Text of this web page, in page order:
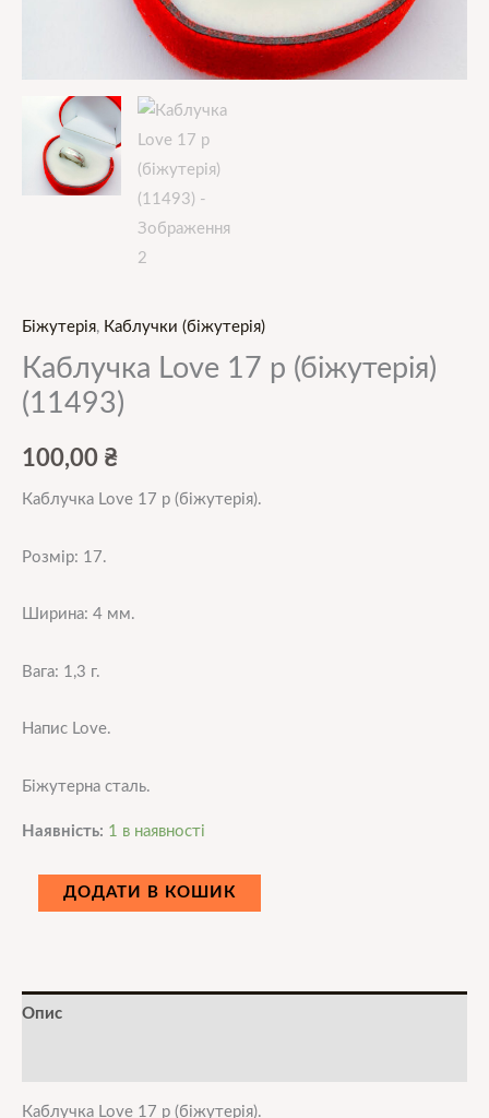
Біжутерія, Каблучки (біжутерія)
Каблучка Love 17 р (біжутерія)
(11493)
100,00 ₴
Каблучка Love 17 р (біжутерія).
Розмір: 17.
Ширина: 4 мм.
Вага: 1,3 г.
Напис Love.
Біжутерна сталь.
Наявність: 1 в наявності
ДОДАТИ В КОШИК
Опис
Каблучка Love 17 р (біжутерія).